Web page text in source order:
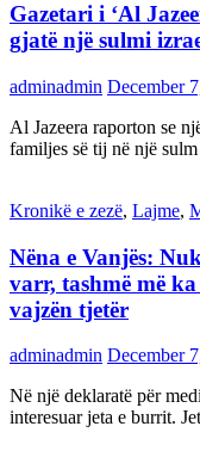
Gazetari i ‘Al
gjatë një sulmi
adminadmin December
Al Jazeera raporton se
familjes së tij në një
Kronikë e zezë, Lajme,
Nëna e Vanjës:
varr, tashmë më
vajzën tjetër
adminadmin December
Në një deklaratë për
interesuar jeta e burrit.